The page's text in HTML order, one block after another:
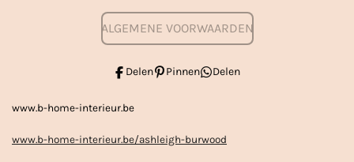
ALGEMENE VOORWAARDEN
Delen Pinnen Delen
www.b-home-interieur.be
www.b-home-interieur.be/ashleigh-burwood